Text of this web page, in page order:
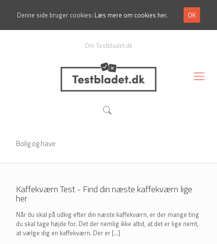
Om Testbladet.dk
Bolig og have
Kaffekværn Test - Find din næste kaffekværn lige
her
Når du skal på udkig efter din næste kaffekværn, er der mange ting
du skal tage højde for. Det der nemlig ikke altid, at det er lige nemt,
at vælge dig en kaffekværn. Der er […]
Denne side bruger cookies: Læs mere om cookies her. OK